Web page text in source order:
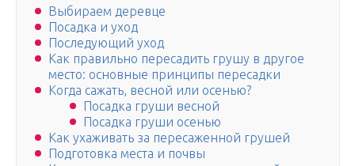
Выбираем деревце
Посадка и уход
Последующий уход
Как правильно пересадить грушу в другое
место: основные принципы пересадки
Когда сажать, весной или осенью?
Посадка груши весной
Посадка груши осенью
Как ухаживать за пересаженной грушей
Подготовка места и почвы